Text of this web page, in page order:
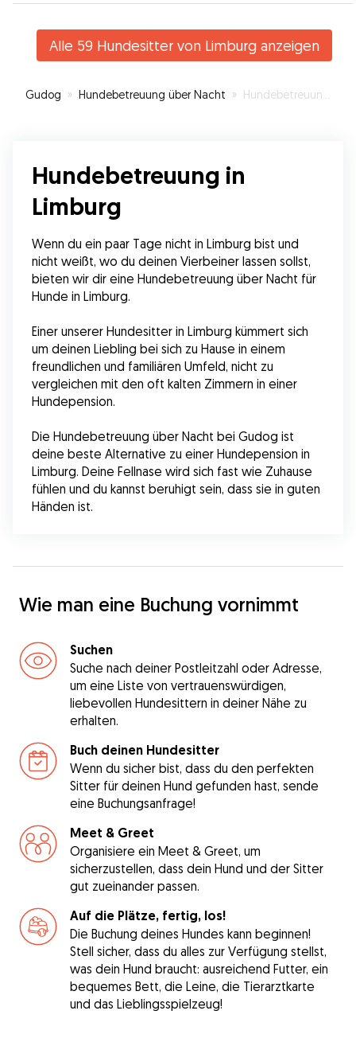
Alle 59 Hundesitter von Limburg anzeigen
Gudog » Hundebetreuung über Nacht » Hundebetreuung in Limburg
Hundebetreuung in
Limburg
Wenn du ein paar Tage nicht in Limburg bist und
nicht weißt, wo du deinen Vierbeiner lassen sollst,
bieten wir dir eine Hundebetreuung über Nacht für
Hunde in Limburg.
Einer unserer Hundesitter in Limburg kümmert sich
um deinen Liebling bei sich zu Hause in einem
freundlichen und familiären Umfeld, nicht zu
vergleichen mit den oft kalten Zimmern in einer
Hundepension.
Die Hundebetreuung über Nacht bei Gudog ist
deine beste Alternative zu einer Hundepension in
Limburg. Deine Fellnase wird sich fast wie Zuhause
fühlen und du kannst beruhigt sein, dass sie in guten
Händen ist.
Wie man eine Buchung vornimmt
Suchen
Suche nach deiner Postleitzahl oder Adresse,
um eine Liste von vertrauenswürdigen,
liebevollen Hundesittern in deiner Nähe zu
erhalten.
Buch deinen Hundesitter
Wenn du sicher bist, dass du den perfekten
Sitter für deinen Hund gefunden hast, sende
eine Buchungsanfrage!
Meet & Greet
Organisiere ein Meet & Greet, um
sicherzustellen, dass dein Hund und der Sitter
gut zueinander passen.
Auf die Plätze, fertig, los!
Die Buchung deines Hundes kann beginnen!
Stell sicher, dass du alles zur Verfügung stellst,
was dein Hund braucht: ausreichend Futter, ein
bequemes Bett, die Leine, die Tierarztkarte
und das Lieblingsspielzeug!